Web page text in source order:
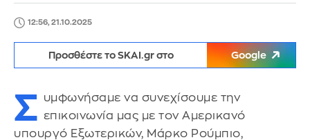
12:56, 21.10.2025
Προσθέστε το SKAI.gr στο Google
Σ υμφωνήσαμε να συνεχίσουμε την
επικοινωνία μας με τον Αμερικανό
υπουργό Εξωτερικών, Μάρκο Ρούμπιο,